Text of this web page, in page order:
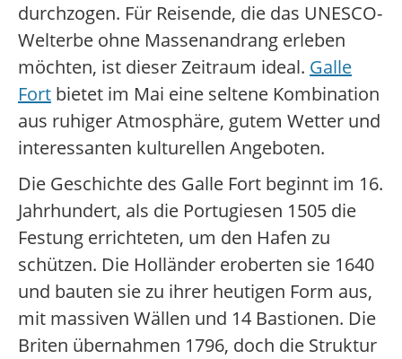
durchzogen. Für Reisende, die das UNESCO-
Welterbe ohne Massenandrang erleben
möchten, ist dieser Zeitraum ideal. Galle
Fort bietet im Mai eine seltene Kombination
aus ruhiger Atmosphäre, gutem Wetter und
interessanten kulturellen Angeboten.
Die Geschichte des Galle Fort beginnt im 16.
Jahrhundert, als die Portugiesen 1505 die
Festung errichteten, um den Hafen zu
schützen. Die Holländer eroberten sie 1640
und bauten sie zu ihrer heutigen Form aus,
mit massiven Wällen und 14 Bastionen. Die
Briten übernahmen 1796, doch die Struktur